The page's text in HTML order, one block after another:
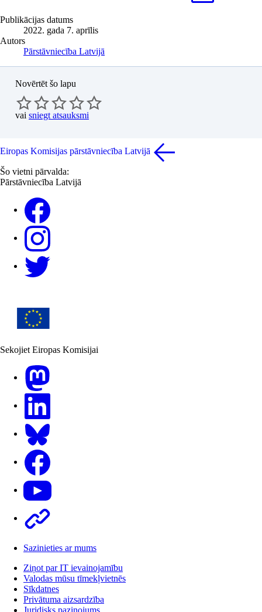
Publikācijas datums
2022. gada 7. aprīlis
Autors
Pārstāvniecība Latvijā
Novērtēt šo lapu
vai sniegt atsauksmi
Eiropas Komisijas pārstāvniecība Latvijā
Šo vietni pārvalda:
Pārstāvniecība Latvijā
Sekojiet Eiropas Komisijai
Sazinieties ar mums
Ziņot par IT ievainojamību
Valodas mūsu tīmekļvietnēs
Sīkdatnes
Privātuma aizsardzība
Juridisks paziņojums